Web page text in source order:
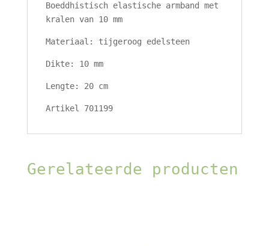
Boeddhistisch elastische armband met
kralen van 10 mm
Materiaal: tijgeroog edelsteen
Dikte: 10 mm
Lengte: 20 cm
Artikel 701199
Gerelateerde producten